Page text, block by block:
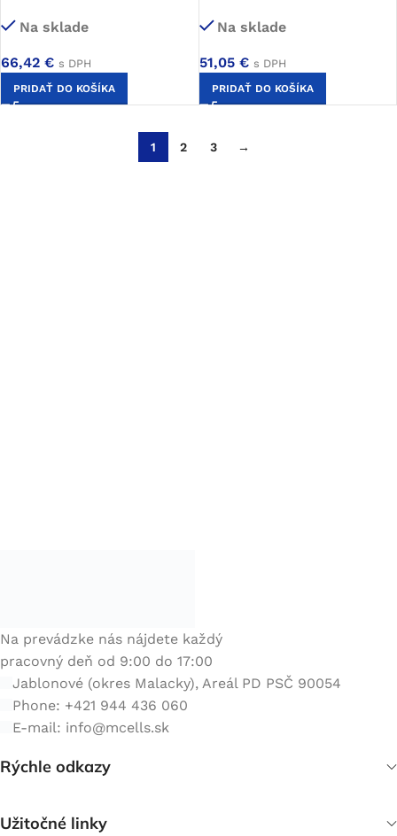
Na sklade
66,42 € s DPH
PRIDAŤ DO KOŠÍKA
Na sklade
51,05 € s DPH
PRIDAŤ DO KOŠÍKA
1 2 3 →
Na prevádzke nás nájdete každý
pracovný deň od 9:00 do 17:00
Jablonové (okres Malacky), Areál PD PSČ 90054
Phone: +421 944 436 060
E-mail: info@mcells.sk
Rýchle odkazy
Užitočné linky